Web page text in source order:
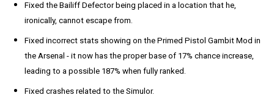
Fixed the Bailiff Defector being placed in a location that he,
ironically, cannot escape from.
Fixed incorrect stats showing on the Primed Pistol Gambit Mod in
the Arsenal - it now has the proper base of 17% chance increase,
leading to a possible 187% when fully ranked.
Fixed crashes related to the Simulor.